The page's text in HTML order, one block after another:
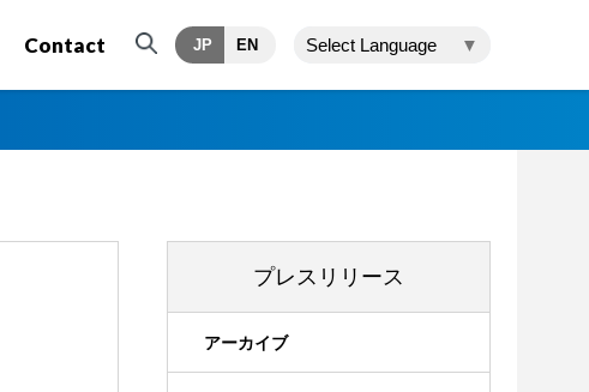
Select Language ▼
JP EN
Contact
プレスリリース
アーカイブ